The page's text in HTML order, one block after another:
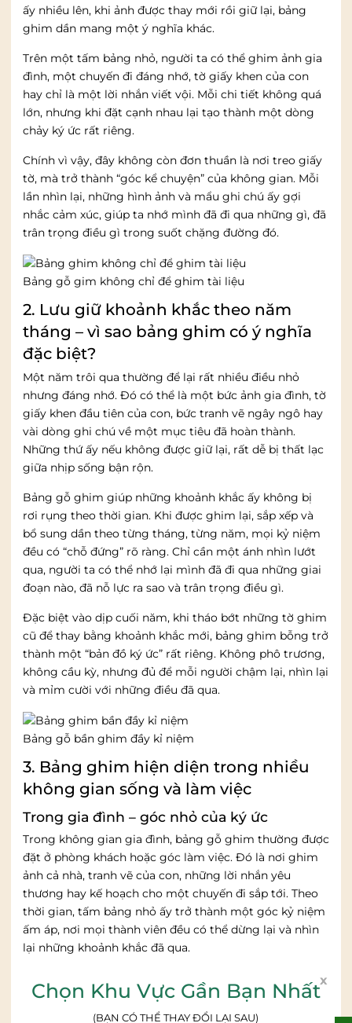
ấy nhiều lên, khi ảnh được thay mới rồi giữ lại, bảng
ghim dần mang một ý nghĩa khác.
Trên một tấm bảng nhỏ, người ta có thể ghim ảnh gia
đình, một chuyến đi đáng nhớ, tờ giấy khen của con
hay chỉ là một lời nhắn viết vội. Mỗi chi tiết không quá
lớn, nhưng khi đặt cạnh nhau lại tạo thành một dòng
chảy ký ức rất riêng.
Chính vì vậy, đây không còn đơn thuần là nơi treo giấy
tờ, mà trở thành “góc kể chuyện” của không gian. Mỗi
lần nhìn lại, những hình ảnh và mẩu ghi chú ấy gợi
nhắc cảm xúc, giúp ta nhớ mình đã đi qua những gì, đã
trân trọng điều gì trong suốt chặng đường đó.
Bảng gỗ gim không chỉ để ghim tài liệu
2. Lưu giữ khoảnh khắc theo năm
tháng – vì sao bảng ghim có ý nghĩa
đặc biệt?
Một năm trôi qua thường để lại rất nhiều điều nhỏ
nhưng đáng nhớ. Đó có thể là một bức ảnh gia đình, tờ
giấy khen đầu tiên của con, bức tranh vẽ ngây ngô hay
vài dòng ghi chú về một mục tiêu đã hoàn thành.
Những thứ ấy nếu không được giữ lại, rất dễ bị thất lạc
giữa nhịp sống bận rộn.
Bảng gỗ ghim giúp những khoảnh khắc ấy không bị
rơi rụng theo thời gian. Khi được ghim lại, sắp xếp và
bổ sung dần theo từng tháng, từng năm, mọi kỷ niệm
đều có “chỗ đứng” rõ ràng. Chỉ cần một ánh nhìn lướt
qua, người ta có thể nhớ lại mình đã đi qua những giai
đoạn nào, đã nỗ lực ra sao và trân trọng điều gì.
Đặc biệt vào dịp cuối năm, khi tháo bớt những tờ ghim
cũ để thay bằng khoảnh khắc mới, bảng ghim bỗng trở
thành một “bản đồ ký ức” rất riêng. Không phô trương,
không cầu kỳ, nhưng đủ để mỗi người chậm lại, nhìn lại
và mỉm cười với những điều đã qua.
Bảng gỗ bần ghim đầy kỉ niệm
3. Bảng ghim hiện diện trong nhiều
không gian sống và làm việc
Trong gia đình – góc nhỏ của ký ức
Trong không gian gia đình, bảng gỗ ghim thường được
đặt ở phòng khách hoặc góc làm việc. Đó là nơi ghim
ảnh cả nhà, tranh vẽ của con, những lời nhắn yêu
thương hay kế hoạch cho một chuyến đi sắp tới. Theo
thời gian, tấm bảng nhỏ ấy trở thành một góc kỷ niệm
ấm áp, nơi mọi thành viên đều có thể dừng lại và nhìn
lại những khoảnh khắc đã qua.
Lưu giữ kỷ niệm gia đình trên tấm bảng
x
Chọn Khu Vực Gần Bạn Nhất
(BẠN CÓ THỂ THAY ĐỔI LẠI SAU)